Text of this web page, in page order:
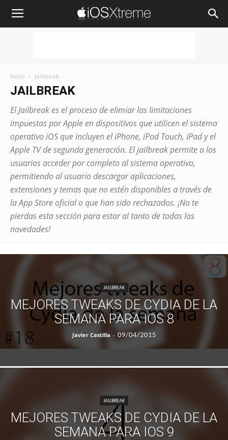
iOSXtreme
Inicio Jailbreak
JAILBREAK
El Jailbreak es el proceso de elimiar las limitaciones
impuestas por Apple en dispositivos que utilicen el sistema
operativo iOS que incluyen el iPhone, iPod Touch, iPad y el
Apple TV de segunda generación. El jailbreak permite a los
usuarios acceder por completo al sistema operativo,
permitiendo al usuario descargar aplicaciones,
extensiones y temas que no estén disponibles a través de
la App Store oficial o que han sido rechazados. ¡No te
pierdas esta sección para estar al tanto de todas las
novedades!
JAILBREAK
MEJORES TWEAKS DE CYDIA DE LA
SEMANA PARA IOS 8
Javier Castilla - 09/04/2015
JAILBREAK
MEJORES TWEAKS DE CYDIA DE LA
SEMANA PARA IOS 9